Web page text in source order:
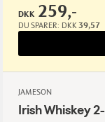
DKK 259,-
DU SPARER: DKK 39,57
JAMESON
Irish Whiskey